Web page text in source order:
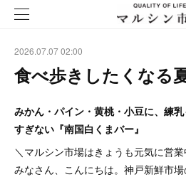
2026.07.07 02:00
食べ歩きしたくなる
みかん・パイン・黄桃・小豆に、練
すぎない『南国白くまバー』
＼マルシン市場はきょうも元気に営業
みなさん、こんにちは。神戸新鮮市